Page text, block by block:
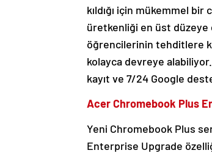
kıldığı için mükemmel
üretkenliği en üst düzeye
öğrencilerinin tehditlere
kolayca devreye
kayıt ve 7/24 Google
Acer Chromebook Plus
Yeni Chromebook Plus
Enterprise Upgrade